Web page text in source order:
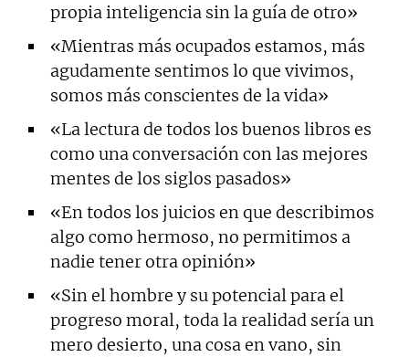
propia inteligencia sin la guía de otro»
«Mientras más ocupados estamos, más
agudamente sentimos lo que vivimos,
somos más conscientes de la vida»
«La lectura de todos los buenos libros es
como una conversación con las mejores
mentes de los siglos pasados»
«En todos los juicios en que describimos
algo como hermoso, no permitimos a
nadie tener otra opinión»
«Sin el hombre y su potencial para el
progreso moral, toda la realidad sería un
mero desierto, una cosa en vano, sin